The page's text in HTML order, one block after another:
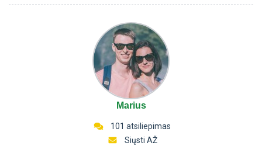
Marius
101 atsiliepimas
Siųsti AŽ